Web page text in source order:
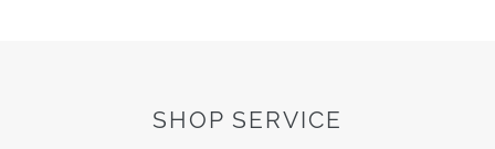
SHOP SERVICE